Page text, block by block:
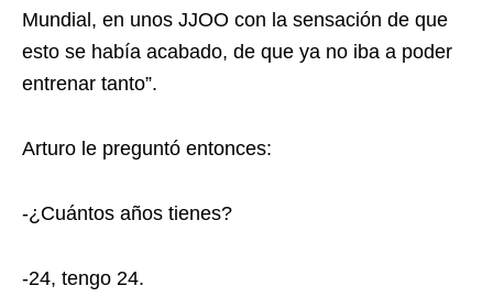
Mundial, en unos JJOO con la sensación de que
esto se había acabado, de que ya no iba a poder
entrenar tanto”.
Arturo le preguntó entonces:
-¿Cuántos años tienes?
-24, tengo 24.